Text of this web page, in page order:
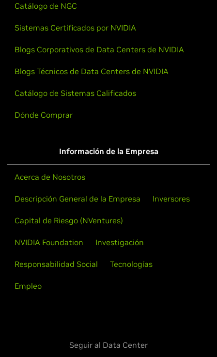
Catálogo de NGC
Sistemas Certificados por NVIDIA
Blogs Corporativos de Data Centers de NVIDIA
Blogs Técnicos de Data Centers de NVIDIA
Catálogo de Sistemas Calificados
Dónde Comprar
Información de la Empresa
Acerca de Nosotros
Descripción General de la Empresa Inversores
Capital de Riesgo (NVentures)
NVIDIA Foundation Investigación
Responsabilidad Social Tecnologías
Empleo
Seguir al Data Center